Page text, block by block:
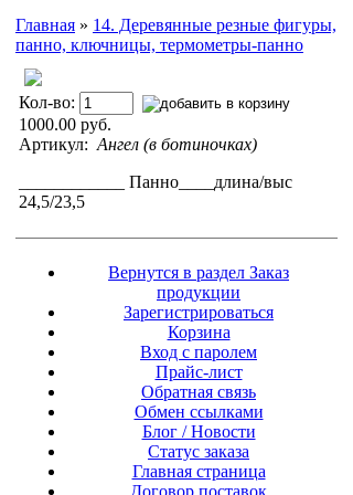
Главная » 14. Деревянные резные фигуры,
панно, ключницы, термометры-панно
Кол-во:
1000.00 руб.
Артикул: Ангел (в ботиночках)
____________ Панно____длина/выс
24,5/23,5
Вернутся в раздел Заказ
продукции
Зарегистрироваться
Корзина
Вход с паролем
Прайс-лист
Обратная связь
Обмен ссылками
Блог / Новости
Статус заказа
Главная страница
Договор поставок